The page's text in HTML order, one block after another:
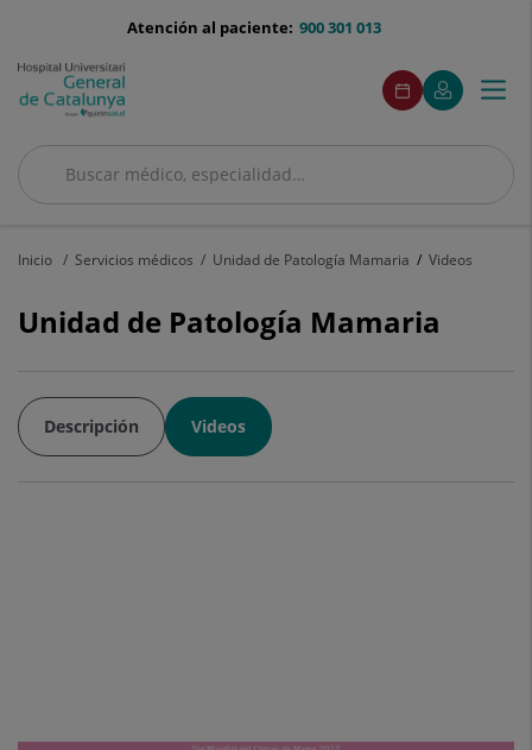
menu-
900 301 013
Atención al paciente:
Buscar
Buscar
menuAcceso
Pedir
cita
Este
enlace
se
en
Mi
Quirónsalud
Este
enlace
se
en
ventana
Menú
Inicio Servicios médicos Unidad de Patología Mamaria Videos
Unidad de Patología Mamaria
Descripción Videos